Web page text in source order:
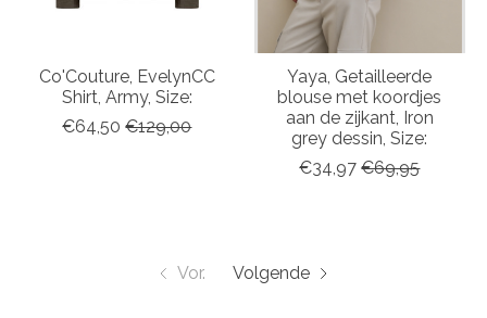
Co'Couture, EvelynCC
Shirt, Army, Size:
€64,50 €129,00
Yaya, Getailleerde
blouse met koordjes
aan de zijkant, Iron
grey dessin, Size:
€34,97 €69,95
Vor. Volgende